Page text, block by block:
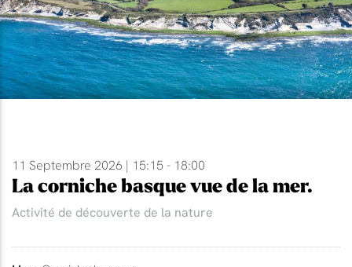
11 Septembre 2026 | 15:15 - 18:00
La corniche basque vue de la mer.
Activité de découverte de la nature